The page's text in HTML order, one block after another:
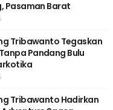
Pasaman Barat
Tribawanto Tegaskan
Pandang Bulu
Tribawanto Hadirkan